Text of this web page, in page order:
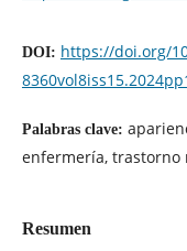
DOI: https://doi.org/
Palabras clave:
enfermería, trastorno
Resumen